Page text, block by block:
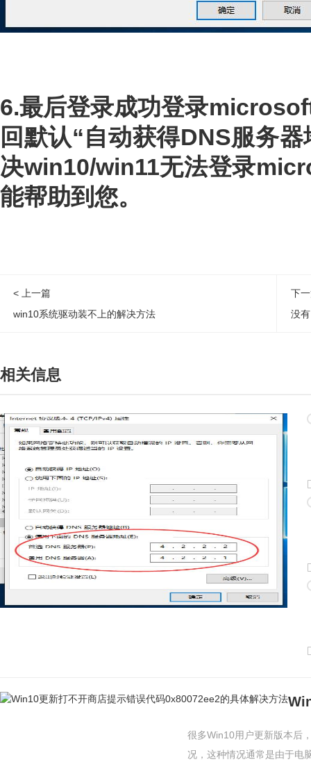
6.最后登录成功登录
回默认“自动获得DNS服务
决win10/win11无法登录
能帮助到您。
< 上一篇
win10系统驱动装不上的解决方法
下
没
相关信息
很多Win10用户更新版本后
况，这种情况通常是由于电